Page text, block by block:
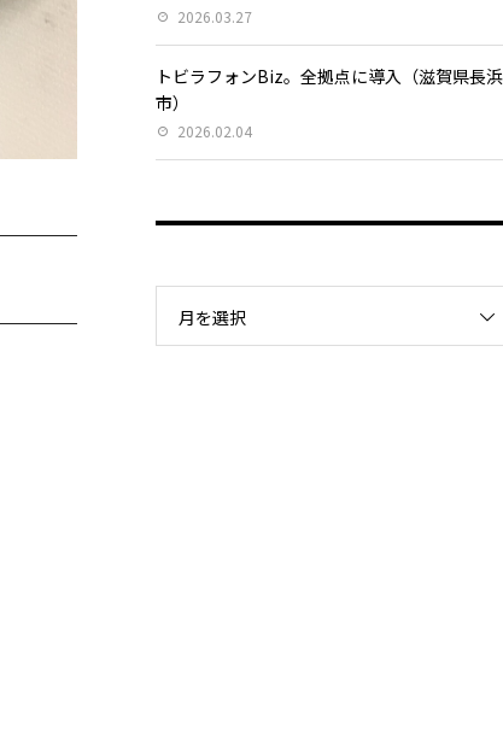
2026.03.27
トビラフォンBiz。全拠点に導入（滋賀県長浜
市）
2026.02.04
月を選択